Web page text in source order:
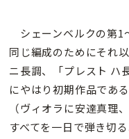
シェーンベルクの第1
同じ編成のためにそれ
ニ長調、「プレスト ハ
にやはり初期作品であ
（ヴィオラに安達真理
すべてを一日で弾き切る